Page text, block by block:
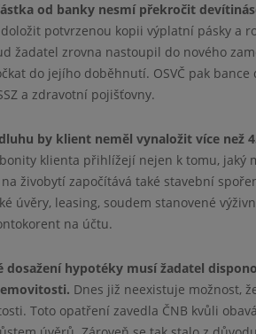
od banky nesmí překročit
potvrzenou kopii výplatní pásky a
žadatel zrovna nastoupil do nového
do jejího doběhnutí. OSVČ pak
a zdravotní pojišťovny.
by klient neměl vynaložit více než
klienta přihlížejí nejen k tomu, jaký
na živobytí započítává také stavební
úvěry, leasing, soudem stanovené
na účtu.
dosažení hypotéky musí žadatel
Dnes již neexistuje možnost,
Toto opatření zavedla ČNB kvůli